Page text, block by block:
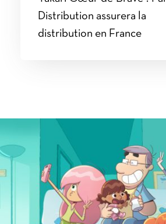
Distribution assurera la
distribution en France